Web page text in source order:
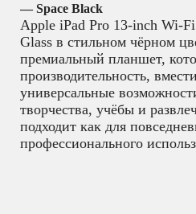
— Space Black
Apple iPad Pro 13‑inch
Glass в стильном чёрном
премиальный планшет,
производительность,
универсальные
творчества, учёбы и
подходит как для
профессионального